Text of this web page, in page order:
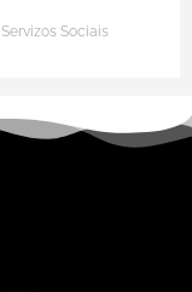
Servizos Sociais